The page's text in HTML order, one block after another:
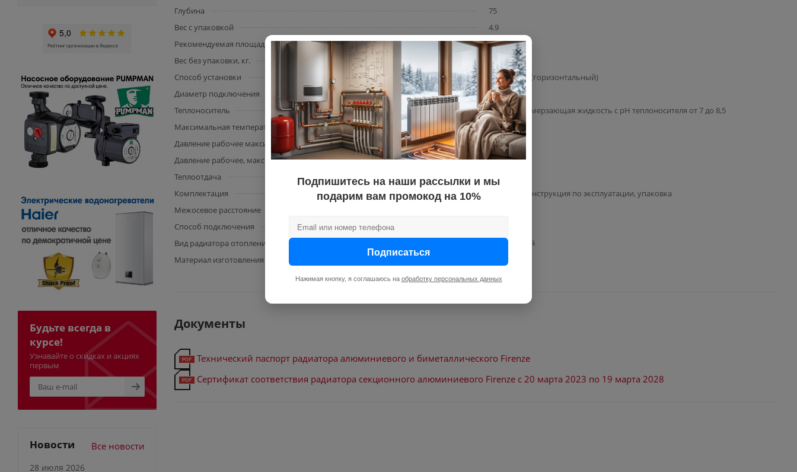
Глубина
75
Вес с упаковкой
4.9
Рекомендуемая площадь, м²
6.9
Вес без упаковки, кг.
4.9
Способ установки
настенный (горизонтальный)
Диаметр подключения
1
Теплоноситель
вода и незамерзающая жидкость с pH теплоносителя от 7 до 8,5
Максимальная температура теплоносителя, °C
110
Давление рабочее максимальное, бар
16
Давление рабочее, макс., бар
16
Теплоотдача
690
Комплектация
радиатор, инструкция по эксплуатации, упаковка
Межосевое расстояние
Способ подключения
Вид радиатора отопления
секционный
Материал изготовления
Документы
Технический паспорт радиатора алюминиевого и биметаллического Firenze
Сертификат соответствия радиатора секционного алюминиевого Firenze с 20 марта 2023 по 19 марта 2028
Будьте всегда в
курсе!
Узнавайте о скидках и акциях
первым
Новости Все новости
28 июля 2026
×
Подпишитесь на наши рассылки и мы
подарим вам промокод на 10%
Подписаться
Нажимая кнопку, я соглашаюсь на обработку персональных данных